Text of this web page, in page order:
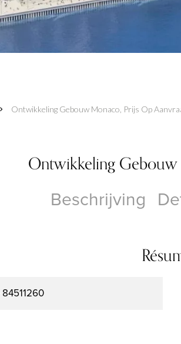
Ontwikkeling Gebouw Monaco, Prijs Op
Ontwikkeling
Beschrijving
84511260